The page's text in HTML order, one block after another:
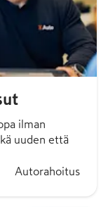
ilman
uuden että
Autorahoitus